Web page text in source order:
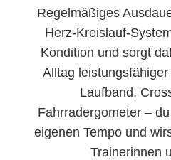
Regelmäßiges
Herz-Kreislauf-
Kondition und sorgt
Alltag
Laufband,
Fahrradergometer –
eigenen Tempo und
Trainerinnen